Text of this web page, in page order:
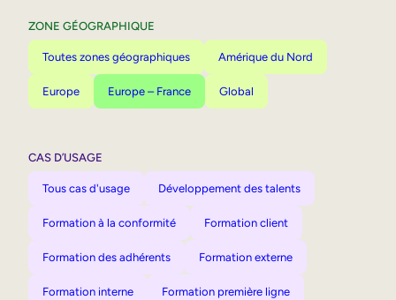
ZONE GÉOGRAPHIQUE
Toutes zones géographiques Amérique du Nord
Europe Europe – France Global
CAS D’USAGE
Tous cas d'usage Développement des talents
Formation à la conformité Formation client
Formation des adhérents Formation externe
Formation interne Formation première ligne